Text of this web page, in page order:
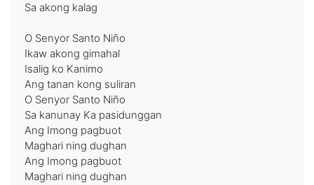
Sa akong kalag
O Senyor Santo Niño
Ikaw akong gimahal
Isalig ko Kanimo
Ang tanan kong suliran
O Senyor Santo Niño
Sa kanunay Ka pasidunggan
Ang Imong pagbuot
Maghari ning dughan
Ang Imong pagbuot
Maghari ning dughan